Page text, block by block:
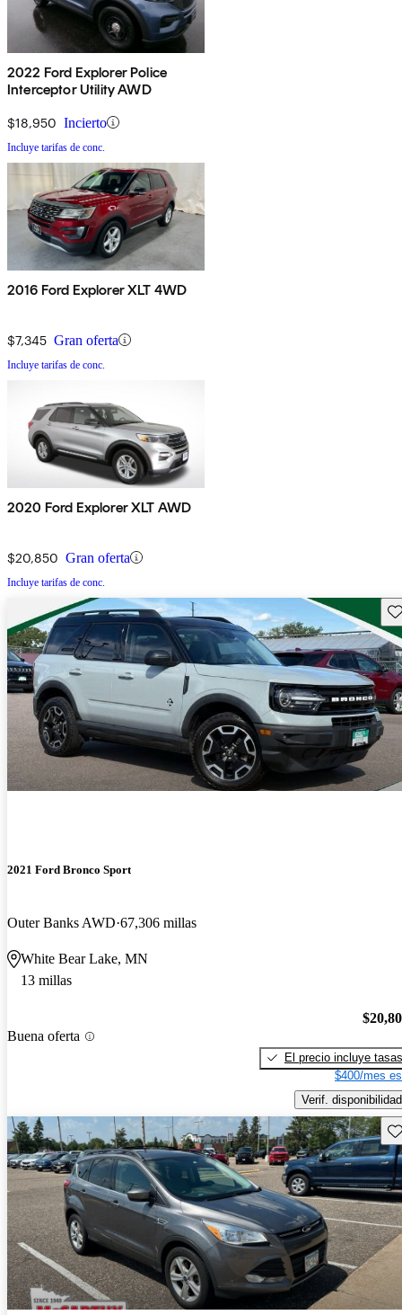
2022 Ford Explorer Police
Interceptor Utility AWD
$18,950 Incierto
Incluye tarifas de conc.
2016 Ford Explorer XLT 4WD
$7,345 Gran oferta
Incluye tarifas de conc.
2020 Ford Explorer XLT AWD
$20,850 Gran oferta
Incluye tarifas de conc.
2021 Ford Bronco Sport
Outer Banks AWD 67,306 millas
White Bear Lake, MN
13 millas
Buena oferta
El precio incluye tasas
$400/mes
Verif. disponibilidad